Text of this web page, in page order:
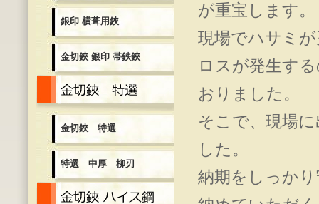
銀印 横葺用鋏
金切鋏 銀印 帯鉄鋏
金切鋏 特選
特選 中厚 柳刃
金切鋏 ハイス鋼
が重宝します。
現場でハサミ
ロスが発生す
おりました。
そこで、現場
した。
納期をしっか